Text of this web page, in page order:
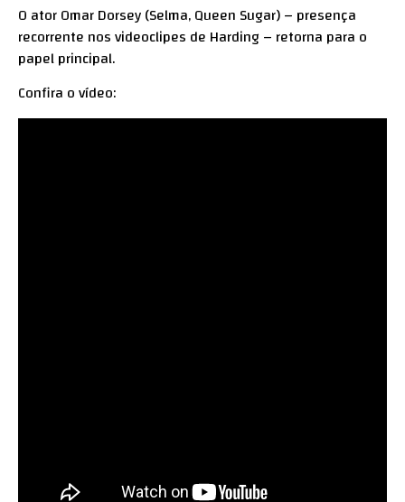
O ator Omar Dorsey (Selma, Queen Sugar) – presença
recorrente nos videoclipes de Harding – retorna para o
papel principal.
Confira o vídeo: